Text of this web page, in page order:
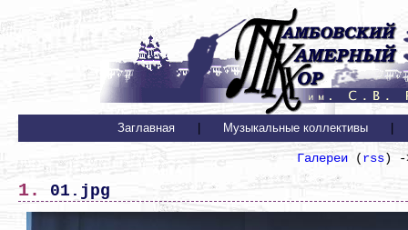
Заглавная Музыкальные коллективы
Галереи (rss)
1. 01.jpg